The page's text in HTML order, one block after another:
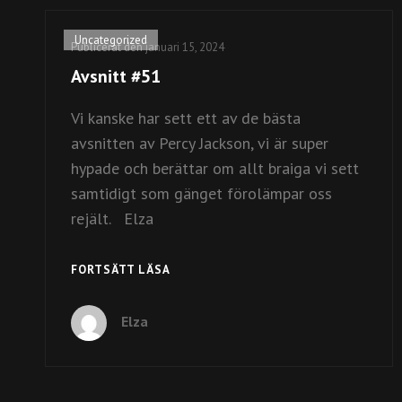
Kategorilänkar
Uncategorized
Publicerat denjanuari 15, 2024
Avsnitt #51
Vi kanske har sett ett av de bästa
avsnitten av Percy Jackson, vi är super
hypade och berättar om allt braiga vi sett
samtidigt som gänget förolämpar oss
rejält. Elza
FORTSÄTT LÄSA
Elza